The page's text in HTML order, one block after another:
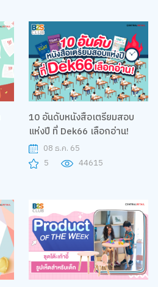
10 อันดับหนังสือเตรียมสอบ
แห่งปี​ ที่ Dek66 เลือกอ่าน!
08 ธ.ค. 65
5
44615